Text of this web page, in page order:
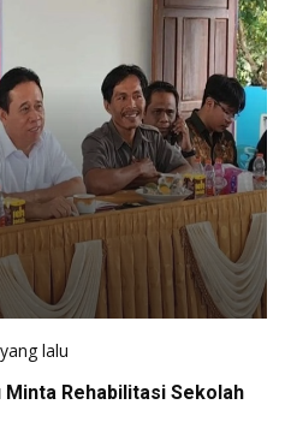
lalu
Minta Rehabilitasi Sekolah